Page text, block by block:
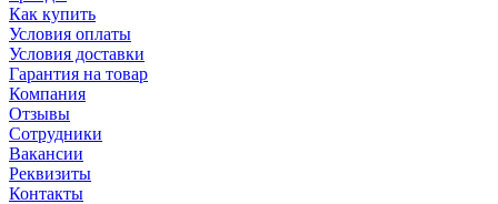
Как купить
Условия оплаты
Условия доставки
Гарантия на товар
Компания
Отзывы
Сотрудники
Вакансии
Реквизиты
Контакты